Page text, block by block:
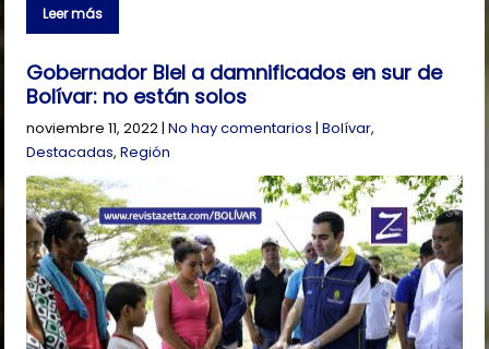
Leer más
Gobernador Blel a damnificados en sur de
Bolívar: no están solos
noviembre 11, 2022|No hay comentarios |Bolívar,
Destacadas,Región